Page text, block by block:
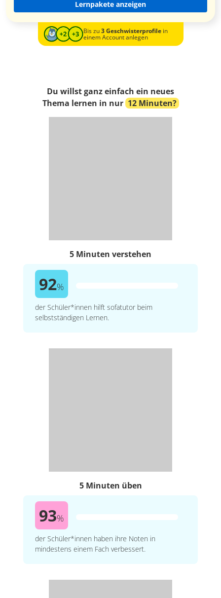
Lernpakete anzeigen
Bis zu3 Geschwisterprofilein
einem Account anlegen
Du willst ganz einfach ein neues
Thema lernen in nur 12 Minuten?
5 Minuten verstehen
92%
der Schüler*innen hilft sofatutor beim
selbstständigen Lernen.
5 Minuten üben
93%
der Schüler*innen haben ihre Noten in
mindestens einem Fach verbessert.